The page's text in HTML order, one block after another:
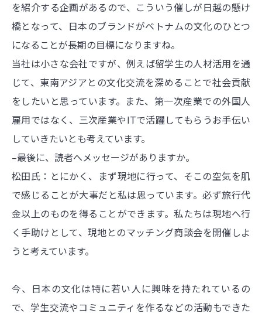
を紹介する企画があるので、こういう催しが日越の懸け
橋となって、日本のブランドがベトナムの文化のひとつ
になることが長期の目標になりますね。
当社は小さな会社ですが、例えば留学生の人材活用を通
じて、東南アジアとの文化交流を深めることで社会貢献
をしたいと思っています。また、第一次産業での外国人
雇用ではなく、三次産業やITで活躍してもらうお手伝い
していきたいとも考えています。
–最後に、読者へメッセージがありますか。
松田氏：とにかく、まず現地に行って、そこの空気を肌
で感じることが大事だと私は思っています。必ず旅行代
金以上のものを得ることができます。私たちは現地へ行
く手助けとして、現地とのマッチング商談会を開催しよ
うと考えています。
今、日本の文化は特に若い人に興味を持たれているの
で、学生交流やコミュニティを作るなどの活動もできた